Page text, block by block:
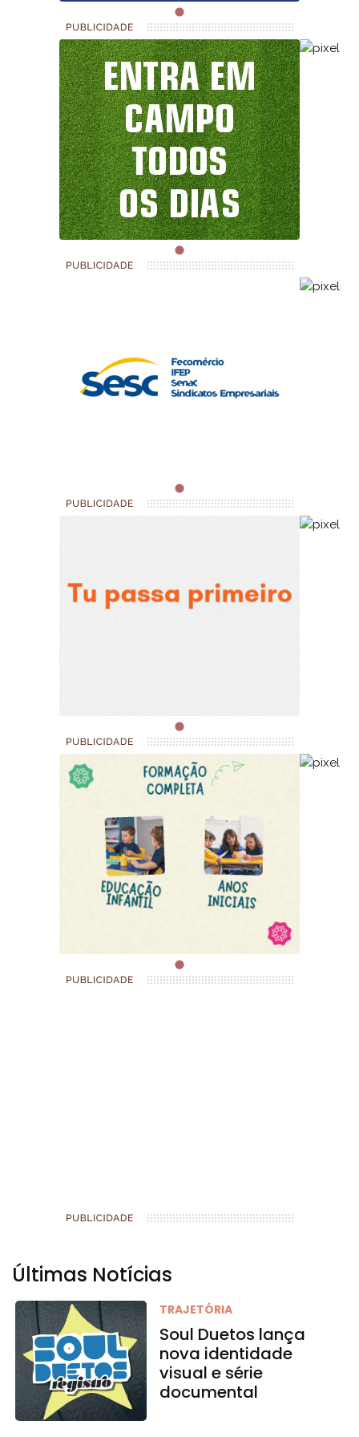
Últimas Notícias
TRAJETÓRIA
Soul Duetos lança
nova identidade
visual e série
documental